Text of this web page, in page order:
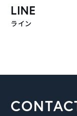
LINE
ライン